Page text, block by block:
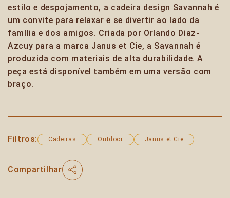
estilo e despojamento, a cadeira design Savannah é
um convite para relaxar e se divertir ao lado da
família e dos amigos. Criada por Orlando Diaz-
Azcuy para a marca Janus et Cie, a Savannah é
produzida com materiais de alta durabilidade. A
peça está disponível também em uma versão com
braço.
Filtros: Cadeiras Outdoor Janus et Cie
Compartilhar